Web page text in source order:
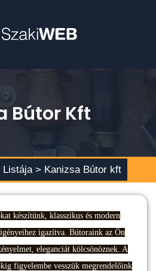
Bútor Kft
Listája > Kanizsa Bútor kft
készítünk, klasszikus és modern
igazítva. Bútoraink az Ön
eleganciát kölcsönöznek. A
figyelembe vesszük megrendelőink